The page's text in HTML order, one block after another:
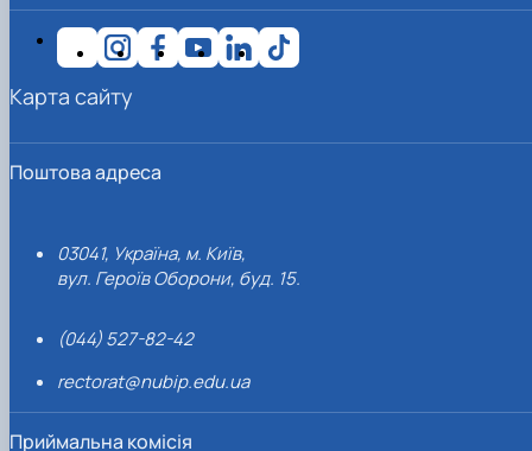
Поштова адреса
03041, Україна, м. Київ,
вул. Героїв Оборони, буд. 15.
(044) 527-82-42
rectorat@nubip.edu.ua
Приймальна комісія
Карта сайту